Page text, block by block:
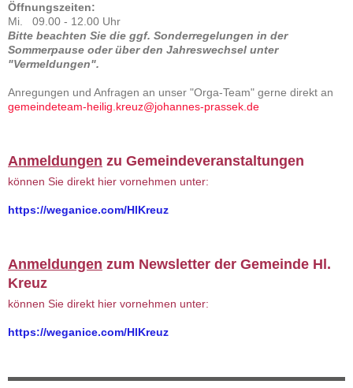
Öffnungszeiten:
Mi. 09.00 - 12.00 Uhr
Bitte beachten Sie die ggf. Sonderregelungen in der
Sommerpause oder über den Jahreswechsel unter
"Vermeldungen".
Anregungen und Anfragen an unser "Orga-Team" gerne direkt an
gemeindeteam-heilig.kreuz@johannes-prassek.de
Anmeldungen zu Gemeindeveranstaltungen
können Sie direkt hier vornehmen unter:
https://weganice.com/HlKreuz
Anmeldungen zum Newsletter der Gemeinde Hl.
Kreuz
können Sie direkt hier vornehmen unter:
https://weganice.com/HlKreuz